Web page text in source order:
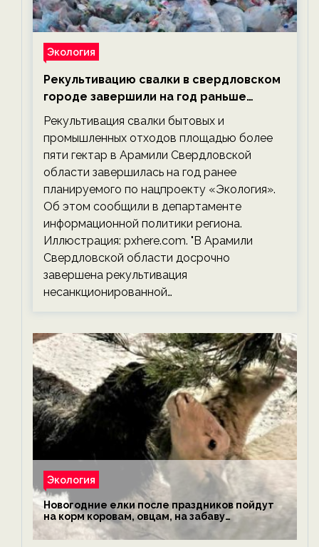
Экология
Рекультивацию свалки в свердловском
городе завершили на год раньше
планируемого срока — новости
экологии на ECOportal
Рекультивация свалки бытовых и
промышленных отходов площадью более
пяти гектар в Арамили Свердловской
области завершилась на год ранее
планируемого по нацпроекту «Экология».
Об этом сообщили в департаменте
информационной политики региона.
Иллюстрация: pxhere.com. "В Арамили
Свердловской области досрочно
завершена рекультивация
несанкционированной…
Экология
Новогодние елки после праздников пойдут
на корм коровам, овцам, на забаву
обезьянам, львам и леопардам — новости
экологии на ECOportal